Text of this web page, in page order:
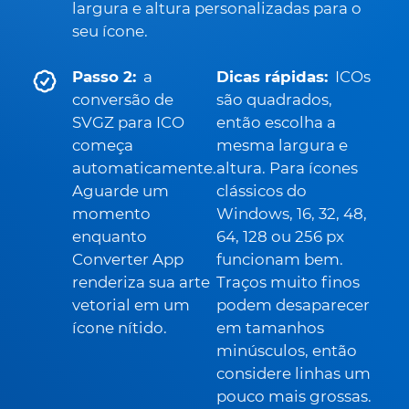
largura e altura personalizadas para o
seu ícone.
Passo 2: a
conversão de
SVGZ para ICO
começa
automaticamente.
Aguarde um
momento
enquanto
Converter App
renderiza sua arte
vetorial em um
ícone nítido.
Dicas rápidas: ICOs
são quadrados,
então escolha a
mesma largura e
altura. Para ícones
clássicos do
Windows, 16, 32, 48,
64, 128 ou 256 px
funcionam bem.
Traços muito finos
podem desaparecer
em tamanhos
minúsculos, então
considere linhas um
pouco mais grossas.